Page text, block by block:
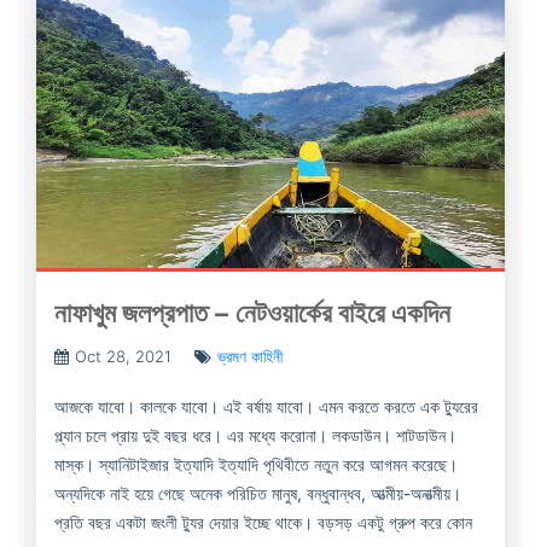
নাফাখুম জলপ্রপাত – নেটওয়ার্কের বাইরে একদিন
Oct 28, 2021 ভ্রমণ কাহিনী
আজকে যাবো। কালকে যাবো। এই বর্ষায় যাবো। এমন করতে করতে এক ট্যুরের
প্ল্যান চলে প্রায় দুই বছর ধরে। এর মধ্যে করোনা। লকডাউন। শাটডাউন।
মাস্ক। স্যানিটাইজার ইত্যাদি ইত্যাদি পৃথিবীতে নতুন করে আগমন করেছে।
অন্যদিকে নাই হয়ে গেছে অনেক পরিচিত মানুষ, বন্ধুবান্ধব, আত্মীয়-অনাত্মীয়।
প্রতি বছর একটা জংলী ট্যুর দেয়ার ইচ্ছে থাকে। বড়সড় একটু গ্রুপ করে কোন